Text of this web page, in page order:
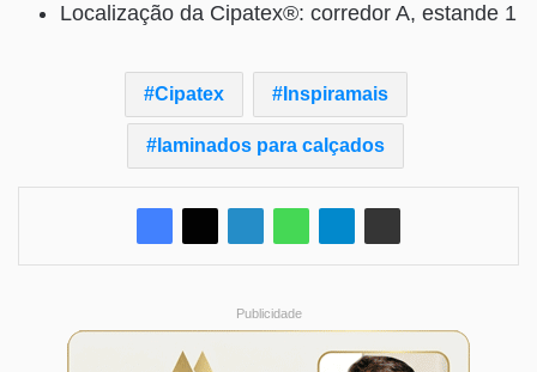
Localização da Cipatex®: corredor A, estande 1
Cipatex Inspiramais
laminados para calçados
Publicidade